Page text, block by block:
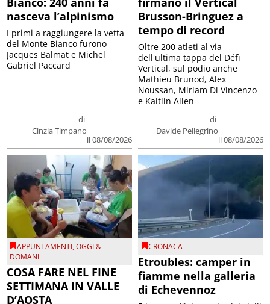
nasceva l’alpinismo
di
Cinzia Timpano
il 08/08/2026
I primi a raggiungere la vetta
del Monte Bianco furono
Jacques Balmat e Michel
Gabriel Paccard
Brusson-Bringuez a
tempo di record
di
Davide Pellegrino
il 08/08/2026
Oltre 200 atleti al via
dell'ultima tappa del Défì
Vertical, sul podio anche
Mathieu Brunod, Alex
Noussan, Miriam Di Vincenzo
e Kaitlin Allen
APPUNTAMENTI,OGGI &
DOMANI
COSA FARE NEL FINE
SETTIMANA IN VALLE
D’AOSTA
CRONACA
Etroubles: camper in
fiamme nella galleria
di Echevennoz